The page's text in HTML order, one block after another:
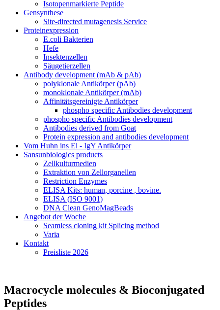
Isotopenmarkierte Peptide
Gensynthese
Site-directed mutagenesis Service
Proteinexpression
E.coli Bakterien
Hefe
Insektenzellen
Säugetierzellen
Antibody development (mAb & pAb)
polyklonale Antikörper (pAb)
monoklonale Antikörper (mAb)
Affinitätsgereinigte Antikörper
phospho specific Antibodies development
phospho specific Antibodies development
Antibodies derived from Goat
Protein expression and antibodies development
Vom Huhn ins Ei - IgY Antikörper
Sansunbiologics products
Zellkulturmedien
Extraktion von Zellorganellen
Restriction Enzymes
ELISA Kits: human, porcine , bovine.
ELISA (ISO 9001)
DNA Clean GenoMagBeads
Angebot der Woche
Seamless cloning kit Splicing method
Varia
Kontakt
Preisliste 2026
Macrocycle molecules & Bioconjugated
Peptides